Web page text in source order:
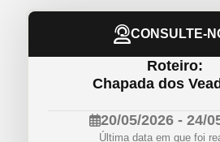
CONSULTE-
Roteiro:
Chapada dos
20/05/2026 - 24/
Última data em que foi